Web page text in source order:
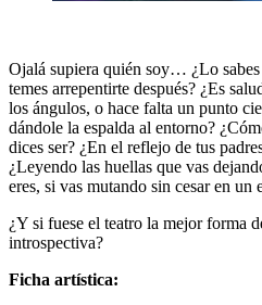
Ojalá supiera quién soy… ¿Lo
temes arrepentirte después? ¿Es
los ángulos, o hace falta un punto
dándole la espalda al entorno?
dices ser? ¿En el reflejo de tus
¿Leyendo las huellas que vas
eres, si vas mutando sin cesar en un
¿Y si fuese el teatro la mejor forma
introspectiva?
Ficha artística: